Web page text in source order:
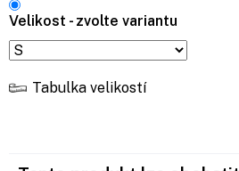
Velikost - zvolte variantu
Tabulka velikostí